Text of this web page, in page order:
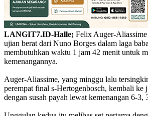
LANGIT7.ID-Halle; Felix Auger-
ujian berat dari Nuno Borges dalam laga
membutuhkan waktu 1 jam 42 menit untuk
kemenangannya.
Auger-Aliassime, yang minggu lalu
perempat final s-Hertogenbosch, kembali ke
dengan susah payah lewat kemenangan 6-3,